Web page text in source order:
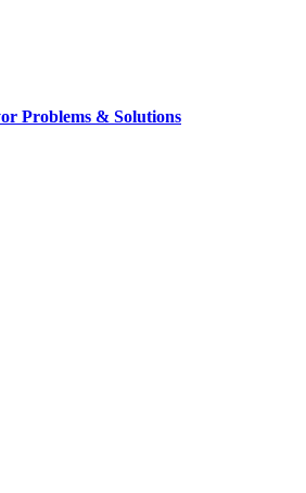
Problems & Solutions